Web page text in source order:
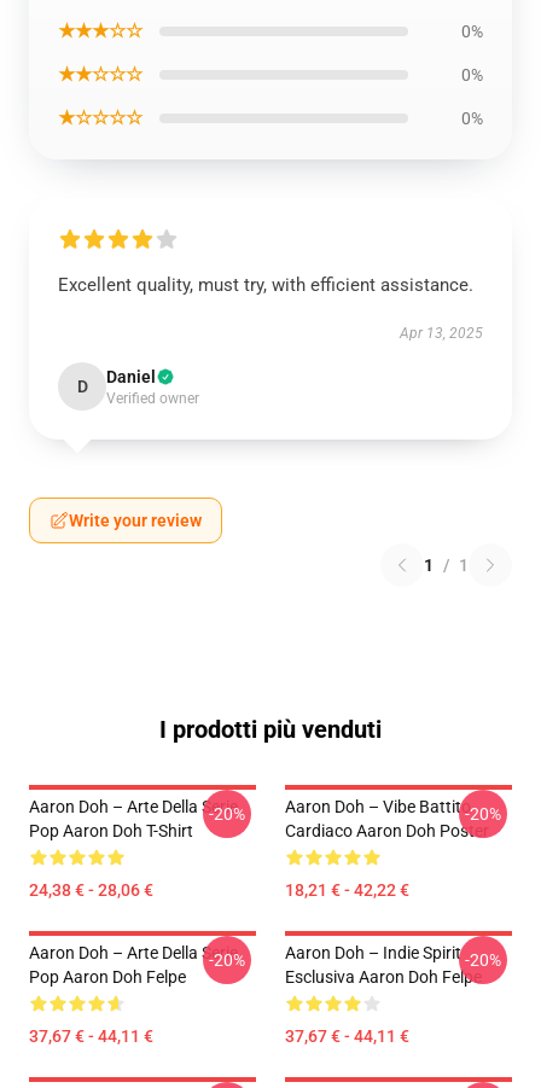
★★★☆☆ 0%
★★☆☆☆ 0%
★☆☆☆☆ 0%
Excellent quality, must try, with efficient assistance.
Apr 13, 2025
D Daniel
Verified owner
Write your review
1 / 1
I prodotti più venduti
Aaron Doh – Arte Della Serie
Pop Aaron Doh T-Shirt
24,38 € - 28,06 €
-20%
Aaron Doh – Vibe Battito
Cardiaco Aaron Doh Poster
18,21 € - 42,22 €
-20%
Aaron Doh – Arte Della Serie
Pop Aaron Doh Felpe
37,67 € - 44,11 €
-20%
Aaron Doh – Indie Spirit
Esclusiva Aaron Doh Felpe
37,67 € - 44,11 €
-20%